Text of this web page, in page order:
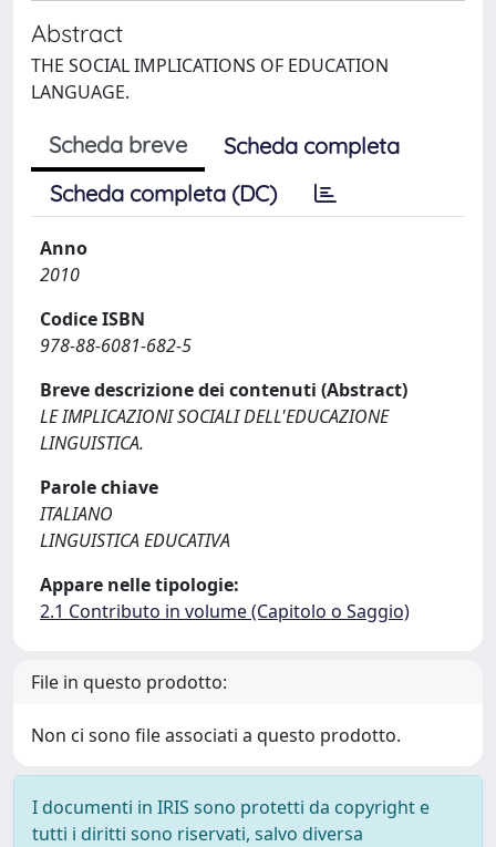
Abstract
THE SOCIAL IMPLICATIONS OF EDUCATION
LANGUAGE.
Scheda breve
Scheda completa
Scheda completa (DC)
Anno
2010
Codice ISBN
978-88-6081-682-5
Breve descrizione dei contenuti (Abstract)
LE IMPLICAZIONI SOCIALI DELL'EDUCAZIONE
LINGUISTICA.
Parole chiave
ITALIANO
LINGUISTICA EDUCATIVA
Appare nelle tipologie:
2.1 Contributo in volume (Capitolo o Saggio)
File in questo prodotto:
Non ci sono file associati a questo prodotto.
I documenti in IRIS sono protetti da copyright e
tutti i diritti sono riservati, salvo diversa